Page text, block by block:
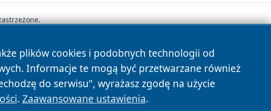
plików cookies i podobnych technologii od
Informacje te mogą być przetwarzane również
do serwisu", wyrażasz zgodę na użycie
. Zaawansowane ustawienia.
Cookies